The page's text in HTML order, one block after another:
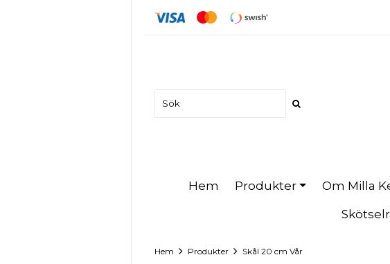
Hem Produkter Om Milla
Hem Produkter Skål 20 cm Vår